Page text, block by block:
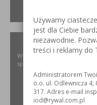
Wysoce wyspecjalizowane
spoin spawalniczych
Używamy
jest dla Ciebie
niezawodnie.
treści i reklamy do
Administratorem
o.o. ul. Odlewnicza 4,
317. Adres e-mail
iod@rywal.com.pl